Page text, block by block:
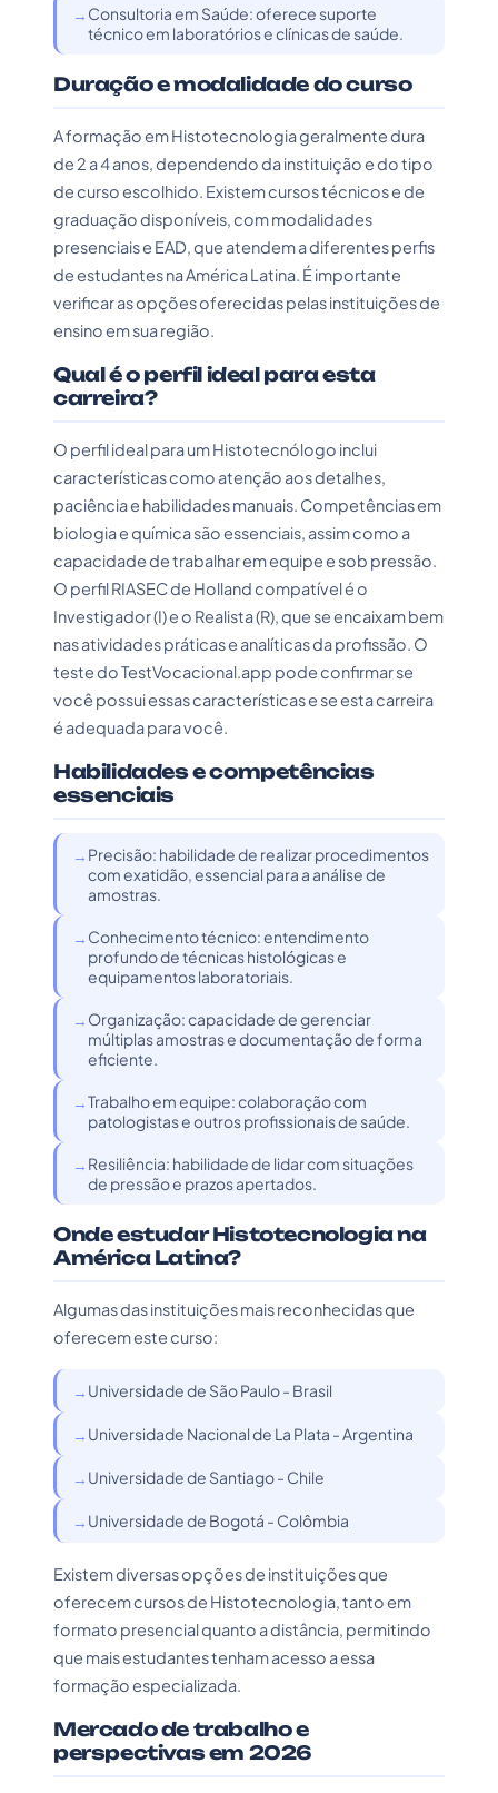
Consultoria em Saúde: oferece suporte
técnico em laboratórios e clínicas de saúde.
Duração e modalidade do curso
A formação em Histotecnologia geralmente dura
de 2 a 4 anos, dependendo da instituição e do tipo
de curso escolhido. Existem cursos técnicos e de
graduação disponíveis, com modalidades
presenciais e EAD, que atendem a diferentes perfis
de estudantes na América Latina. É importante
verificar as opções oferecidas pelas instituições de
ensino em sua região.
Qual é o perfil ideal para esta
carreira?
O perfil ideal para um Histotecnólogo inclui
características como atenção aos detalhes,
paciência e habilidades manuais. Competências em
biologia e química são essenciais, assim como a
capacidade de trabalhar em equipe e sob pressão.
O perfil RIASEC de Holland compatível é o
Investigador (I) e o Realista (R), que se encaixam bem
nas atividades práticas e analíticas da profissão. O
teste do TestVocacional.app pode confirmar se
você possui essas características e se esta carreira
é adequada para você.
Habilidades e competências
essenciais
Precisão: habilidade de realizar procedimentos
com exatidão, essencial para a análise de
amostras.
Conhecimento técnico: entendimento
profundo de técnicas histológicas e
equipamentos laboratoriais.
Organização: capacidade de gerenciar
múltiplas amostras e documentação de forma
eficiente.
Trabalho em equipe: colaboração com
patologistas e outros profissionais de saúde.
Resiliência: habilidade de lidar com situações
de pressão e prazos apertados.
Onde estudar Histotecnologia na
América Latina?
Algumas das instituições mais reconhecidas que
oferecem este curso:
Universidade de São Paulo - Brasil
Universidade Nacional de La Plata - Argentina
Universidade de Santiago - Chile
Universidade de Bogotá - Colômbia
Existem diversas opções de instituições que
oferecem cursos de Histotecnologia, tanto em
formato presencial quanto a distância, permitindo
que mais estudantes tenham acesso a essa
formação especializada.
Mercado de trabalho e
perspectivas em 2026